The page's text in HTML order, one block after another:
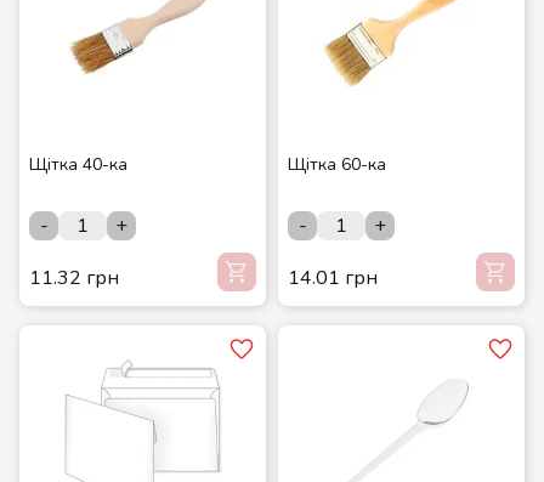
Щітка 40-ка
-
+
11.32 грн
Щітка 60-ка
-
+
14.01 грн